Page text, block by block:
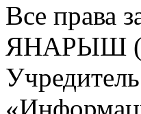
Все права
ЯНАРЫШ